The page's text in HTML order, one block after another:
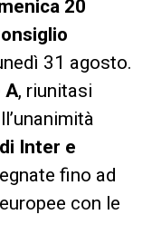
20
31 agosto.
A, riunitasi
Inter e
fino ad
con le